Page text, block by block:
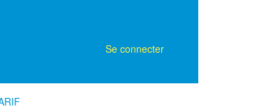
Se connecter